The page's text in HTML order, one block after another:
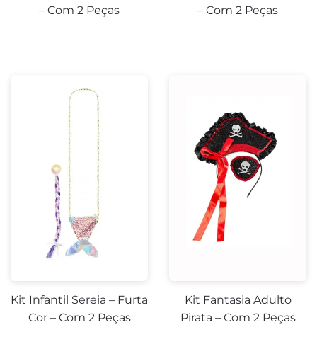
– Com 2 Peças
– Com 2 Peças
Kit Infantil Sereia – Furta
Cor – Com 2 Peças
Kit Fantasia Adulto
Pirata – Com 2 Peças